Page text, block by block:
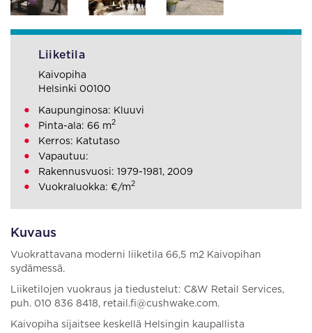
Kuvaus
Vuokrattavana moderni liiketila 66,5 m2 Kaivopihan
sydämessä.
Liiketilojen vuokraus ja tiedustelut: C&W Retail Services,
puh. 010 836 8418, retail.fi@cushwake.com.
Kaivopiha sijaitsee keskellä Helsingin kaupallista
Liiketila
Kaivopiha
Helsinki 00100
Kaupunginosa: Kluuvi
Pinta-ala: 66 m2
Kerros: Katutaso
Vapautuu:
Rakennusvuosi: 1979-1981, 2009
Vuokraluokka: €/m2